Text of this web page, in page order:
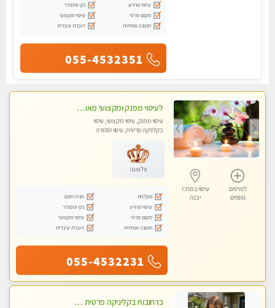
עיסוי מרגיע
נקי ומסודר
מקום פרטי
עיסוי מקצועי
תמונה אמיתית
דוברת עיברית
055-4532351
לפרטים
נוספים
עיסוי במרכז
יבנה
לעיסוי מפנק ומקצועי מאוד . לחוויה מרגיעה ומפנקת .מומלץ מאוד !!!
עיסוי מפנק, עיסוי מקצועי, עיסוי
בקלניקה פרטית, עיסוי טנטרה
פלטינה
מקלחת
חניה חינם
עיסוי מרגיע
נקי ומסודר
מקום פרטי
עיסוי מקצועי
תמונה אמיתית
דוברת עיברית
055-4532231
ברחובות בקליניקה פרטית כל סוגי העיסויים מעסה מקצועית ואיכותית פרטי!!